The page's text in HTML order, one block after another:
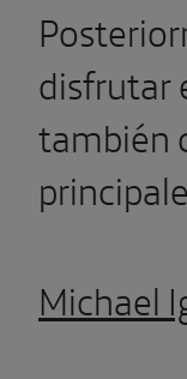
disfrutar
también
Michael